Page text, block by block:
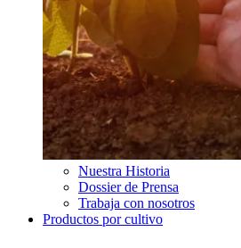
Nuestra Historia
Dossier de Prensa
Trabaja con nosotros
Productos por cultivo